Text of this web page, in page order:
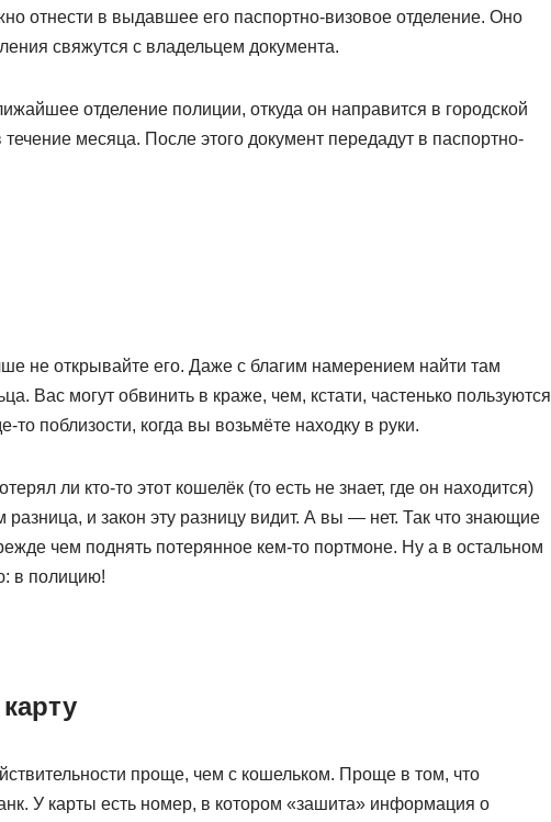
отнести в выдавшее его паспортно-визовое отделение. Оно
свяжутся с владельцем документа.
отделение полиции, откуда он направится в городской
течение месяца. После этого документ передадут в паспортно-
не открывайте его. Даже с благим намерением найти там
Вас могут обвинить в краже, чем, кстати, частенько пользуются
то поблизости, когда вы возьмёте находку в руки.
ли кто-то этот кошелёк (то есть не знает, где он находится)
разница, и закон эту разницу видит. А вы — нет. Так что знающие
чем поднять потерянное кем-то портмоне. Ну а в остальном
в полицию!
проще, чем с кошельком. Проще в том, что
У карты есть номер, в котором «зашита» информация о